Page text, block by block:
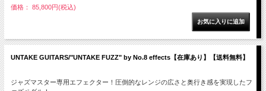
価格： 85,800円(税込)
UNTAKE GUITARS/"UNTAKE FUZZ" by No.8 effects【在庫あり】【送料無料】
ジャズマスター専用エフェクター！圧倒的なレンジの広さと奥行き感を実現したフ